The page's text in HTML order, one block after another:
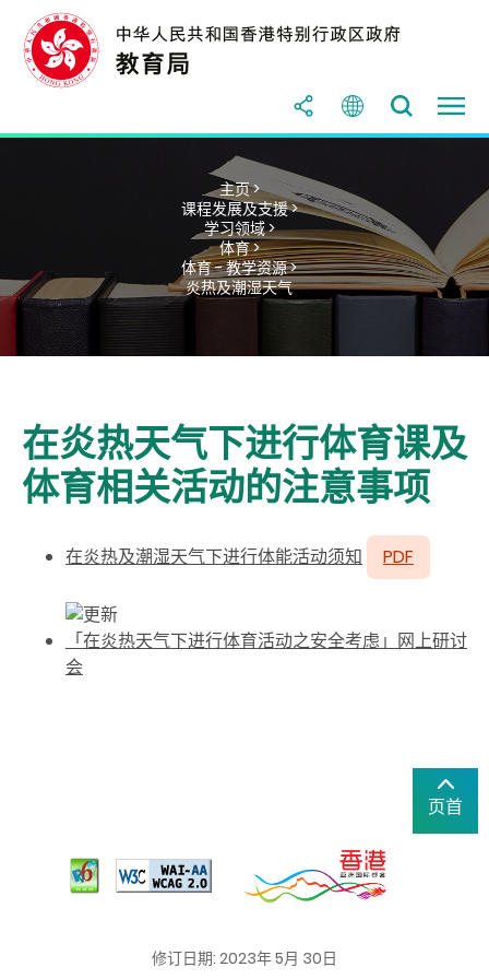
主页 >
课程发展及支援 >
学习领域 >
体育 >
体育 - 教学资源 >
炎热及潮湿天气
在炎热天气下进行体育课及
体育相关活动的注意事项
在炎热及潮湿天气下进行体能活动须知 PDF
「在炎热天气下进行体育活动之安全考虑」网上研讨
会
页首
修订日期: 2023年 5月 30日